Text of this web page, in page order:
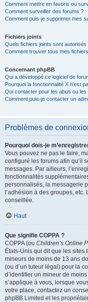
Comment mettre en favoris ou
Comment surveiller des forums ?
Comment puis-je supprimer mes
Fichiers joints
Quels fichiers joints sont
Comment trouver tous mes
Concernant phpBB
Qui a développé ce logiciel de
Pourquoi la fonctionnalité X n’est
Qui contacter pour les abus ou
Comment puis-je contacter un
Problèmes de
Pourquoi dois-je
Vous pouvez ne pas le faire,
configuré les forums afin qu’il
messages. Par ailleurs,
fonctionnalités
personnalisés, la messagerie
l’adhésion à des groupes,
conseillée.
Haut
Que signifie COPPA ?
COPPA (ou Children’s Online
États-Unis qui dit que les
mineurs de moins de 13 ans
(ou d’un tuteur légal) pour la
d’identifier un mineur de
s’applique à vous, lorsque
votre place, contactez un
phpBB Limited et les